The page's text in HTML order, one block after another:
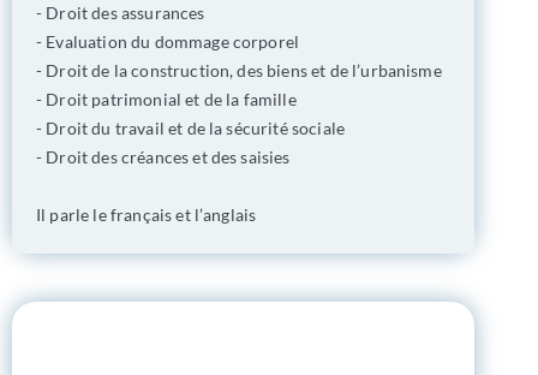
- Droit des assurances
- Evaluation du dommage corporel
- Droit de la construction, des biens et de l’urbanisme
- Droit patrimonial et de la famille
- Droit du travail et de la sécurité sociale
- Droit des créances et des saisies
Il parle le français et l’anglais